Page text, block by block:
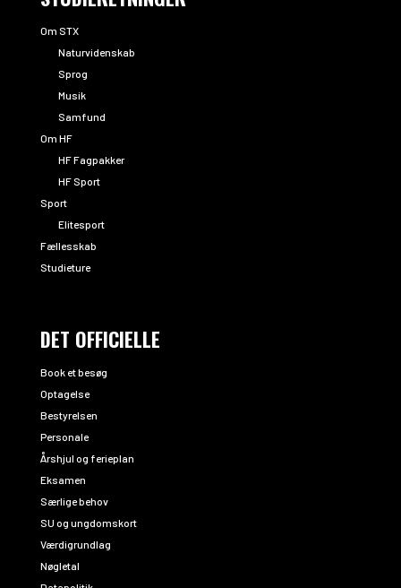
Om STX
Naturvidenskab
Sprog
Musik
Samfund
Om HF
HF Fagpakker
HF Sport
Sport
Elitesport
Fællesskab
Studieture
DET OFFICIELLE
Book et besøg
Optagelse
Bestyrelsen
Personale
Årshjul og ferieplan
Eksamen
Særlige behov
SU og ungdomskort
Værdigrundlag
Nøgletal